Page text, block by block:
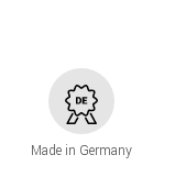
Made in Germany